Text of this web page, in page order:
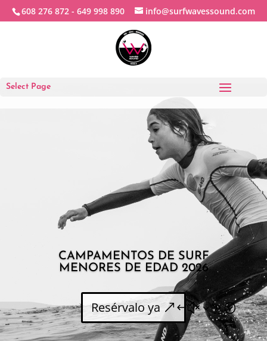
608 276 872 - 649 998 890 info@surfwavessound.com
Select Page
CAMPAMENTOS DE SURF
MENORES DE EDAD 2026
Resérvalo ya